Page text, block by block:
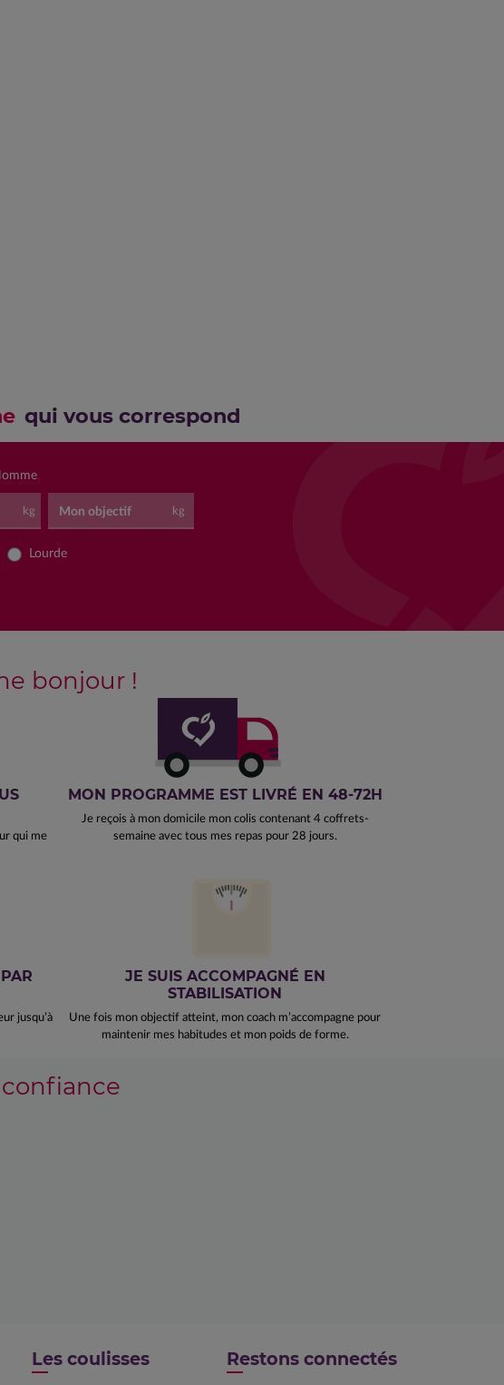
qui vous correspond
kg Mon objectif kg
Lourde
bonjour !
qui me
MON PROGRAMME EST LIVRÉ EN 48-72H
Je reçois à mon domicile mon colis contenant 4 coffrets-
semaine avec tous mes repas pour 28 jours.
jusqu’à
JE SUIS ACCOMPAGNÉ EN
STABILISATION
Une fois mon objectif atteint, mon coach m’accompagne pour
maintenir mes habitudes et mon poids de forme.
Les coulisses Restons connectés